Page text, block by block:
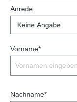
Anrede
Vorname*
Nachname*